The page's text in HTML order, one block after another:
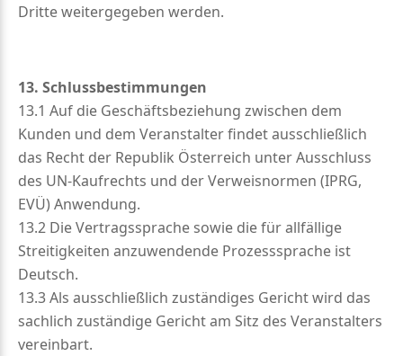
Dritte weitergegeben werden.
13. Schlussbestimmungen
13.1 Auf die Geschäftsbeziehung zwischen dem
Kunden und dem Veranstalter findet ausschließlich
das Recht der Republik Österreich unter Ausschluss
des UN-Kaufrechts und der Verweisnormen (IPRG,
EVÜ) Anwendung.
13.2 Die Vertragssprache sowie die für allfällige
Streitigkeiten anzuwendende Prozesssprache ist
Deutsch.
13.3 Als ausschließlich zuständiges Gericht wird das
sachlich zuständige Gericht am Sitz des Veranstalters
vereinbart.